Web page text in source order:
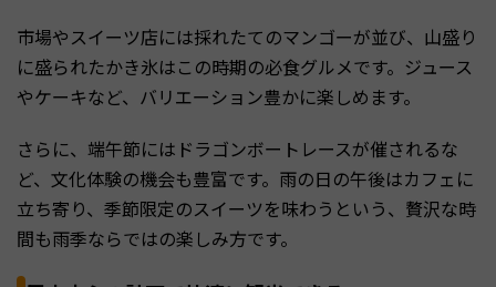
市場やスイーツ店には採れたてのマンゴーが並び、山盛り
に盛られたかき氷はこの時期の必食グルメです。ジュース
やケーキなど、バリエーション豊かに楽しめます。
さらに、端午節にはドラゴンボートレースが催されるな
ど、文化体験の機会も豊富です。雨の日の午後はカフェに
立ち寄り、季節限定のスイーツを味わうという、贅沢な時
間も雨季ならではの楽しみ方です。